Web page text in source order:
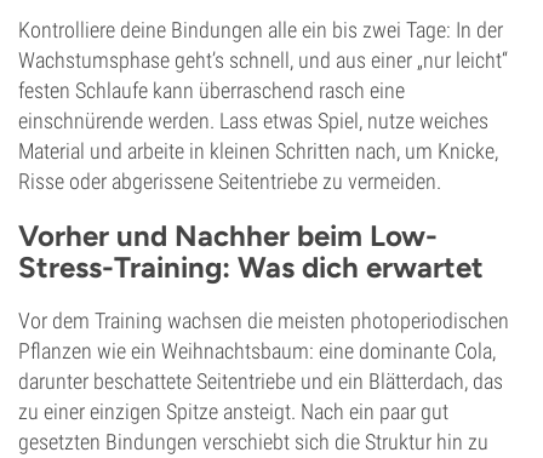
Kontrolliere deine Bindungen alle ein bis zwei Tage: In der
Wachstumsphase geht’s schnell, und aus einer „nur leicht“
festen Schlaufe kann überraschend rasch eine
einschnürende werden. Lass etwas Spiel, nutze weiches
Material und arbeite in kleinen Schritten nach, um Knicke,
Risse oder abgerissene Seitentriebe zu vermeiden.
Vorher und Nachher beim Low-
Stress-Training: Was dich erwartet
Vor dem Training wachsen die meisten photoperiodischen
Pflanzen wie ein Weihnachtsbaum: eine dominante Cola,
darunter beschattete Seitentriebe und ein Blätterdach, das
zu einer einzigen Spitze ansteigt. Nach ein paar gut
gesetzten Bindungen verschiebt sich die Struktur hin zu